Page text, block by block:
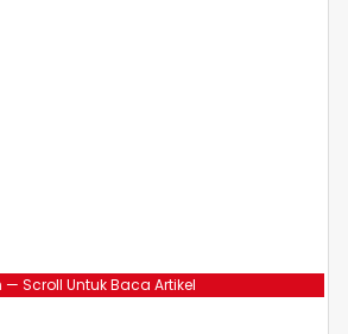
— Scroll Untuk Baca Artikel